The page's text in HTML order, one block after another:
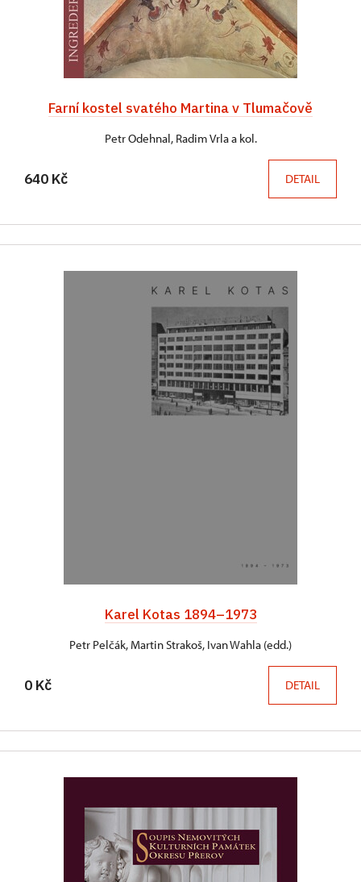
Farní kostel svatého Martina v Tlumačově
Petr Odehnal, Radim Vrla a kol.
640 Kč DETAIL
Karel Kotas 1894–1973
Petr Pelčák, Martin Strakoš, Ivan Wahla (edd.)
0 Kč DETAIL